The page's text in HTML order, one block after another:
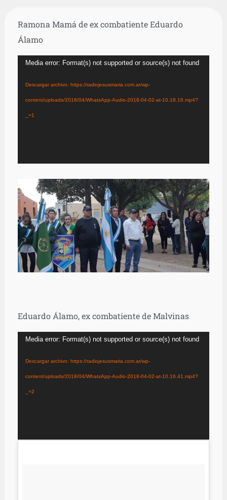
Ramona Mamá de ex combatiente Eduardo
Álamo
Reproductor
Media error: Format(s) not supported or source(s) not found
Descargar archivo: https://radiojesusmaria.com.ar/wp-
content/uploads/2018/04/WhatsApp-Audio-2018-04-02-at-10.18.16.mp4?
_=1
Eduardo Álamo, ex combatiente de Malvinas
Reproductor
Media error: Format(s) not supported or source(s) not found
Descargar archivo: https://radiojesusmaria.com.ar/wp-
content/uploads/2018/04/WhatsApp-Audio-2018-04-02-at-10.16.41.mp4?
_=2